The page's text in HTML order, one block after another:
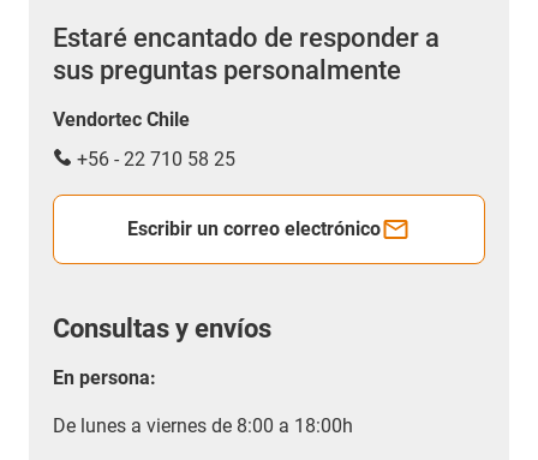
Estaré encantado de responder a
sus preguntas personalmente
Vendortec Chile
+56 - 22 710 58 25
Escribir un correo electrónico
Consultas y envíos
En persona:
De lunes a viernes de 8:00 a 18:00h